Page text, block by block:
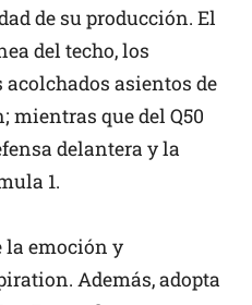
de su producción. El
del techo, los
asientos de
mientras que del Q50
delantera y la
1.
la emoción y
Además, adopta